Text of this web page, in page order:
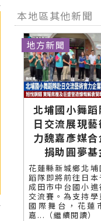
本地區其他新聞
北埔國小舞蹈
日交流展現藝
力魏嘉彥媒合
捐助圓夢基
花蓮縣新城鄉北埔
蹈隊即將前往日本
成田市中台國小進
交流賽。為支持學
國際舞台，花蓮
嘉...（繼續閱讀）
地方新聞